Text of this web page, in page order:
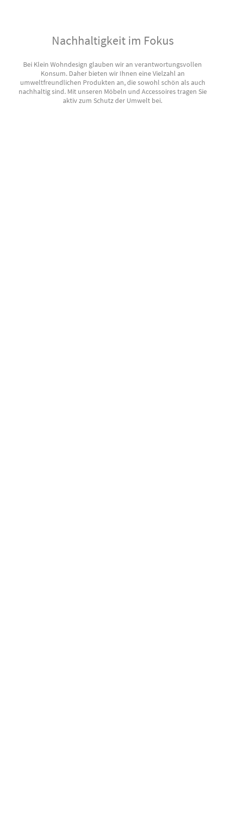
Nachhaltigkeit im Fokus
Bei Klein Wohndesign glauben wir an verantwortungsvollen
Konsum. Daher bieten wir Ihnen eine Vielzahl an
umweltfreundlichen Produkten an, die sowohl schön als auch
nachhaltig sind. Mit unseren Möbeln und Accessoires tragen Sie
aktiv zum Schutz der Umwelt bei.